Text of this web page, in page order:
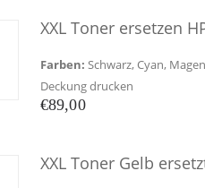
XXL Toner ersetzen
Farben: Schwarz, Cyan,
Deckung drucken
€89,00
XXL Toner Gelb